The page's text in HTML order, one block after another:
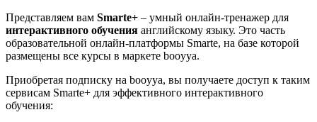
Представляем вам Smarte+ – умный онлайн-тренажер для
интерактивного обучения английскому языку. Это часть
образовательной онлайн-платформы Smarte, на базе которой
размещены все курсы в маркете booyya.
Приобретая подписку на booyya, вы получаете доступ к таким
сервисам Smarte+ для эффективного интерактивного
обучения: